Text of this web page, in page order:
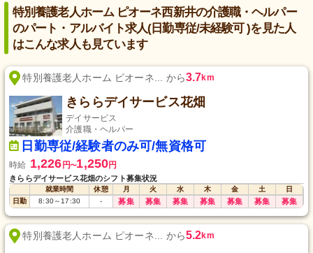
特別養護老人ホーム ピオーネ西新井の介護職・ヘルパー
のパート・アルバイト求人(日勤専従/未経験可 )を見た人
はこんな求人も見ています
特別養護老人ホーム ピオーネ... から3.7km
きららデイサービス花畑
デイサービス
介護職・ヘルパー
日勤専従/経験者のみ可/無資格可
時給 1,226 円〜1,250円
きららデイサービス花畑のシフト募集状況
就業時間 休憩 月 火 水 木 金 土
日
日勤
8:30～ 17:30 - 募集 募集 募集 募集 募集 募集 募集
特別養護老人ホーム ピオーネ... から5.2km